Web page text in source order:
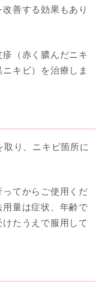
善する効果もあり
（赤く膿んだニキ
キビ）を治療しま
り、ニキビ箇所に
てからご使用くだ
量は症状、年齢で
たうえで服用して